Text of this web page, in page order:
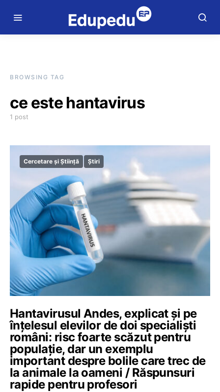
BROWSING TAG
ce este hantavirus
1 post
Cercetare și Știință Știri
Hantavirusul Andes, explicat și pe
înțelesul elevilor de doi specialiști
români: risc foarte scăzut pentru
populație, dar un exemplu
important despre bolile care trec de
la animale la oameni / Răspunsuri
rapide pentru profesori